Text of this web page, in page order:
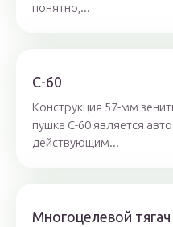
понятно,...
С-60
Конструкция 57-мм
пушка С-60 является
действующим...
Многоцелевой тягач